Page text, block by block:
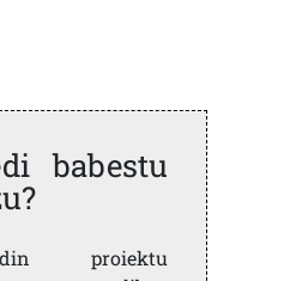
babestu
proiektu